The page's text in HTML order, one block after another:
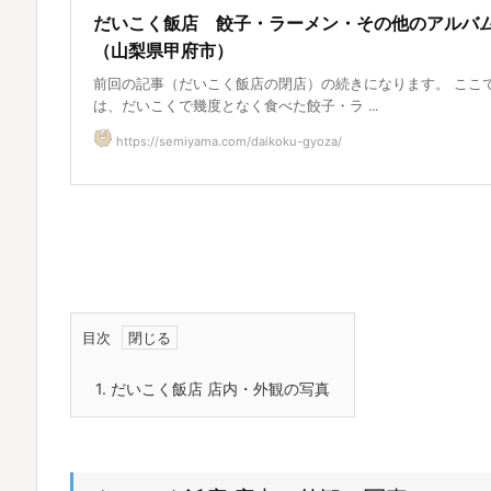
だいこく飯店 餃子・ラーメン・その他のアルバ
（山梨県甲府市）
前回の記事（だいこく飯店の閉店）の続きになります。 ここ
は、だいこくで幾度となく食べた餃子・ラ ...
https://semiyama.com/daikoku-gyoza/
目次
1. だいこく飯店 店内・外観の写真